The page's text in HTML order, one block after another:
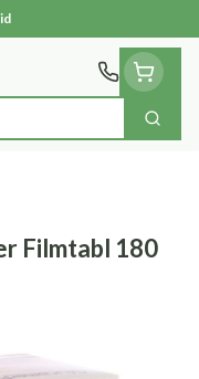
Zoek
Filmtabl 180